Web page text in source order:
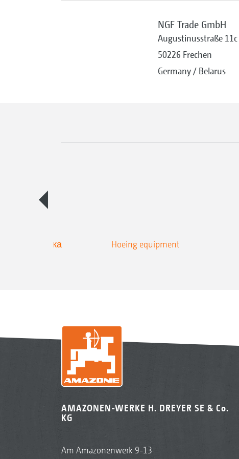
NGF Trade GmbH
Augustinusstraße 11c
50226 Frechen
Germany / Belarus
техника Hoeing equipment
AMAZONEN-WERKE H. DREYER SE & Co.
KG
Am Amazonenwerk 9-13